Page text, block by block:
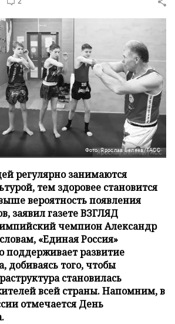
Фото: Ярослав Беляев/ТАСС
регулярно занимаются
тем здоровее становится
вероятность появления
заявил газете ВЗГЛЯД
чемпион Александр
«Единая Россия»
поддерживает развитие
добиваясь того, чтобы
становилась
всей страны. Напомним, в
отмечается День